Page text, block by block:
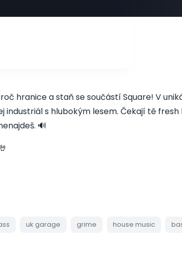
hranice a staň se součástí Square! V
industriál s hlubokým lesem. Čekají tě
🔊
uk garage grime house music